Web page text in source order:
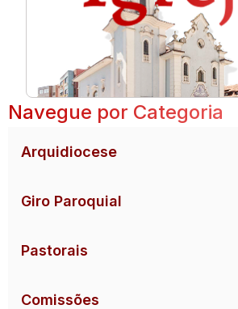
Navegue por Categoria
Arquidiocese
Giro Paroquial
Pastorais
Comissões